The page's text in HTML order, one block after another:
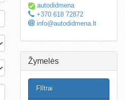
autodidmena
+370 618 72872
info@autodidmena.lt
Žymelės
FIltrai